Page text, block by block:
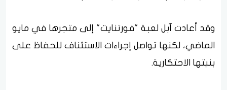
وقد أعادت آبل لعبة "فورتنايت" إلى متجرها في مايو
الماضي، لكنها تواصل إجراءات الاستئناف للحفاظ على
بنيتها الاحتكارية.